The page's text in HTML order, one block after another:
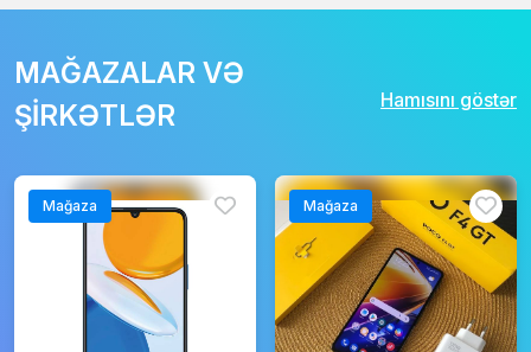
MAĞAZALAR VƏ
ŞİRKƏTLƏR
Hamısını göstər
Mağaza Mağaza